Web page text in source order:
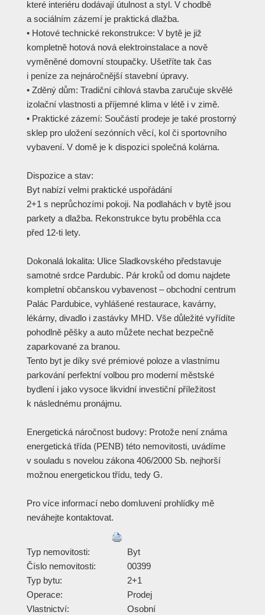
které interiéru dodávají útulnost a styl. V chodbě
a sociálním zázemí je praktická dlažba.
• Hotové technické rekonstrukce: V bytě je již
kompletně hotová nová elektroinstalace a nově
vyměněné domovní stoupačky. Ušetříte tak čas
i peníze za nejnáročnější stavební úpravy.
• Zděný dům: Tradiční cihlová stavba zaručuje skvělé
izolační vlastnosti a příjemné klima v létě i v zimě.
• Praktické zázemí: Součástí prodeje je také prostorný
sklep pro uložení sezónních věcí, kol či sportovního
vybavení. V domě je k dispozici společná kolárna.
Dispozice a stav:
Byt nabízí velmi praktické uspořádání
2+1 s neprůchozími pokoji. Na podlahách v bytě jsou
parkety a dlažba. Rekonstrukce bytu proběhla cca
před 12-ti lety.
Dokonalá lokalita: Ulice Sladkovského představuje
samotné srdce Pardubic. Pár kroků od domu najdete
kompletní občanskou vybavenost – obchodní centrum
Palác Pardubice, vyhlášené restaurace, kavárny,
lékárny, divadlo i zastávky MHD. Vše důležité vyřídíte
pohodlně pěšky a auto můžete nechat bezpečně
zaparkované za branou.
Tento byt je díky své prémiové poloze a vlastnímu
parkování perfektní volbou pro moderní městské
bydlení i jako vysoce likvidní investiční příležitost
k následnému pronájmu.
Energetická náročnost budovy: Protože není známa
energetická třída (PENB) této nemovitosti, uvádíme
v souladu s novelou zákona 406/2000 Sb. nejhorší
možnou energetickou třídu, tedy G.
Pro více informací nebo domluvení prohlídky mě
neváhejte kontaktovat.
Typ nemovitosti:
Byt
Číslo nemovitosti:
00399
Typ bytu:
2+1
Operace:
Prodej
Vlastnictví:
Osobní